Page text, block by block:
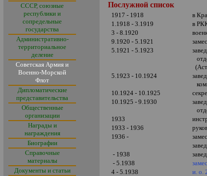
СССР, союзные
республики и
сопредельные
государства
Административно-
территориальное
деление
Советская Армия и
Военно-Морской
Флот
Дипломатические
представительства
Общественные
организации
Награды и
награждения
Биографии
Справочные
материалы
Документы и статьи
Послужной список
1917 - 1918
в
1.1918 - 3.1919
в
3 - 8.1920
9.1920 - 5.1921
5.1921 - 5.1923
5.1923 - 10.1924
10.1924 - 10.1925
10.1925 - 9.1930
1933
1933 - 1936
1936 -
- 1938
- 5.1938
4 - 5.1938
и. о.